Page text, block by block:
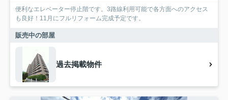
便利なエレベーター停止階です。3路線利用可能で各方面へのアクセス
も良好！11月にフルリフォーム完成予定です。
販売中の部屋
過去掲載物件